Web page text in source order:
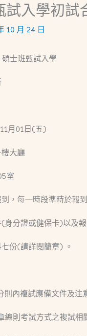
試入學初
10 月 24 日
士班甄試入學
月01日(五)
大廳
室
，每一時段準時於報
分證或健保卡)以及報
份(請詳閱簡章) 。
內複試應備文件及注
總則考試方式之複試相